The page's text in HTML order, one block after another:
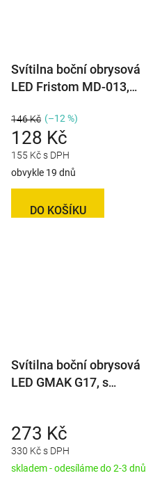
Svítilna boční obrysová
LED Fristom MD-013,
155 Kč s DPH
128 Kč
146 Kč (–12 %)
obvykle 19 dnů
DO KOŠÍKU
Svítilna boční obrysová
LED GMAK G17, s
330 Kč s DPH
273 Kč
skladem - odesíláme do 2-3 dnů